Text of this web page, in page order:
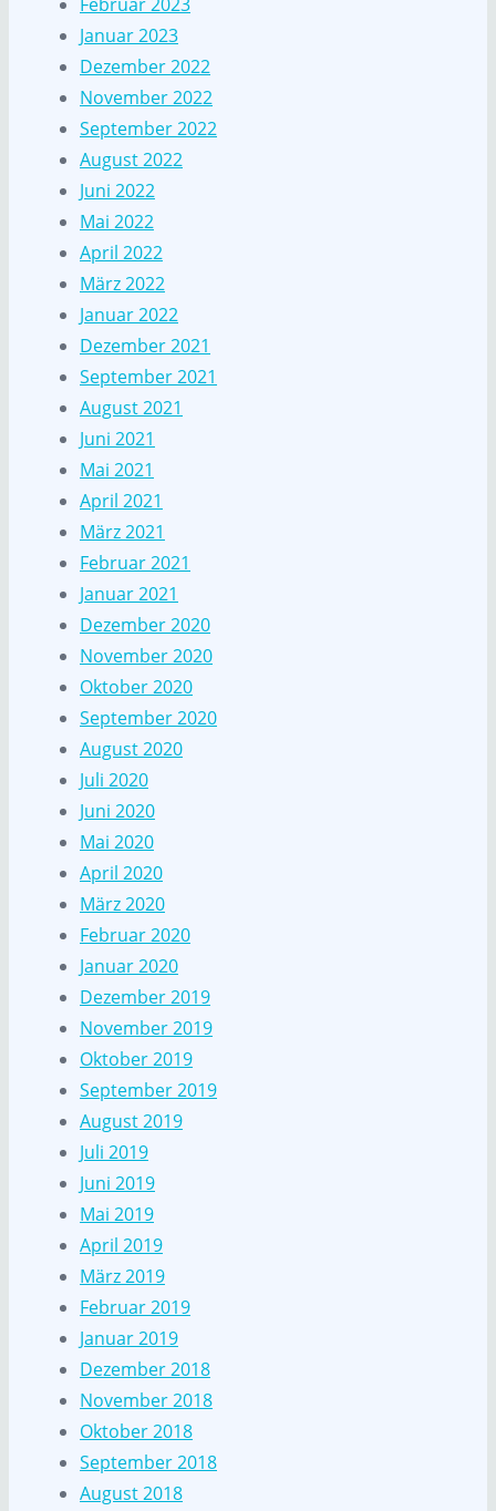
Januar 2023
Dezember 2022
November 2022
September 2022
August 2022
Juni 2022
Mai 2022
April 2022
März 2022
Januar 2022
Dezember 2021
September 2021
August 2021
Juni 2021
Mai 2021
April 2021
März 2021
Februar 2021
Januar 2021
Dezember 2020
November 2020
Oktober 2020
September 2020
August 2020
Juli 2020
Juni 2020
Mai 2020
April 2020
März 2020
Februar 2020
Januar 2020
Dezember 2019
November 2019
Oktober 2019
September 2019
August 2019
Juli 2019
Juni 2019
Mai 2019
April 2019
März 2019
Februar 2019
Januar 2019
Dezember 2018
November 2018
Oktober 2018
September 2018
August 2018